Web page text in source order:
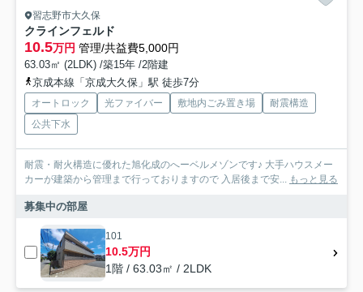
習志野市大久保
クラインフェルド
10.5万円 管理/共益費5,000円
63.03㎡ (2LDK) /築15年 /2階建
京成本線「京成大久保」駅 徒歩7分
オートロック 光ファイバー 敷地内ごみ置き場
耐震構造
公共下水
耐震・耐火構造に優れた旭化成のへーベルメゾンです♪ 大手ハウスメー
カーが建築から管理まで行っておりますので 入居後まで安...
もっと見る
募集中の部屋
101
10.5万円
1階 / 63.03㎡ / 2LDK